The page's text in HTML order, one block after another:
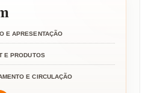
E APRESENTAÇÃO
E PRODUTOS
E CIRCULAÇÃO